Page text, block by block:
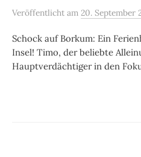
Veröffentlicht am 20. September
Schock auf Borkum: Ein
Insel! Timo, der beliebte
Hauptverdächtiger in den